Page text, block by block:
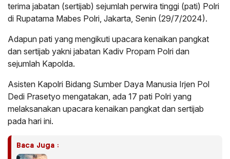
terima jabatan (sertijab) sejumlah perwira tinggi (pati) Polri
di Rupatama Mabes Polri, Jakarta, Senin (29/7/2024).
Adapun pati yang mengikuti upacara kenaikan pangkat
dan sertijab yakni jabatan Kadiv Propam Polri dan
sejumlah Kapolda.
Asisten Kapolri Bidang Sumber Daya Manusia Irjen Pol
Dedi Prasetyo mengatakan, ada 17 pati Polri yang
melaksanakan upacara kenaikan pangkat dan sertijab
pada hari ini.
Baca Juga :